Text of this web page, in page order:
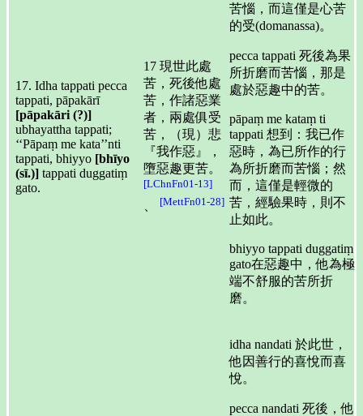
17. Idha tappati pecca
tappati, pāpakārī
[pāpakāri (?)]
ubhayattha tappati;
‘‘Pāpaṃ me kata’’nti
tappati, bhiyyo [bhīyo
(sī.)] tappati duggatiṃ
gato.
17 現世此處
苦，死後他處
苦，作諸惡業
者，兩處俱受
苦，（現）悲
『我作惡』，
墮惡趣更苦。
[LChnFn01-13]
、 [MettFn01-28]
苦惱，而這僅是心苦
的受(domanassa)。
pecca tappati 死後為果
所折磨而苦惱，那是
處於惡趣中的苦。
pāpaṃ me kataṃ ti
tappati 想到：我已作
惡時，為已所作的行
為所折磨而苦惱；然
而，這僅是輕微的
苦，經驗果時，則不
止如此。
bhiyyo tappati duggatiṃ
gato在惡趣中，他為極
端不舒服的苦所折
磨。
idha nandati 於此世，
他因善行的喜悅而喜
悅。
pecca nandati 死後，他